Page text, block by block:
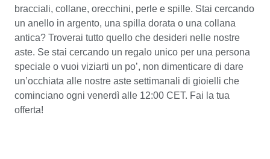
bracciali, collane, orecchini, perle e spille. Stai cercando
un anello in argento, una spilla dorata o una collana
antica? Troverai tutto quello che desideri nelle nostre
aste. Se stai cercando un regalo unico per una persona
speciale o vuoi viziarti un po’, non dimenticare di dare
un’occhiata alle nostre aste settimanali di gioielli che
cominciano ogni venerdì alle 12:00 CET. Fai la tua
offerta!